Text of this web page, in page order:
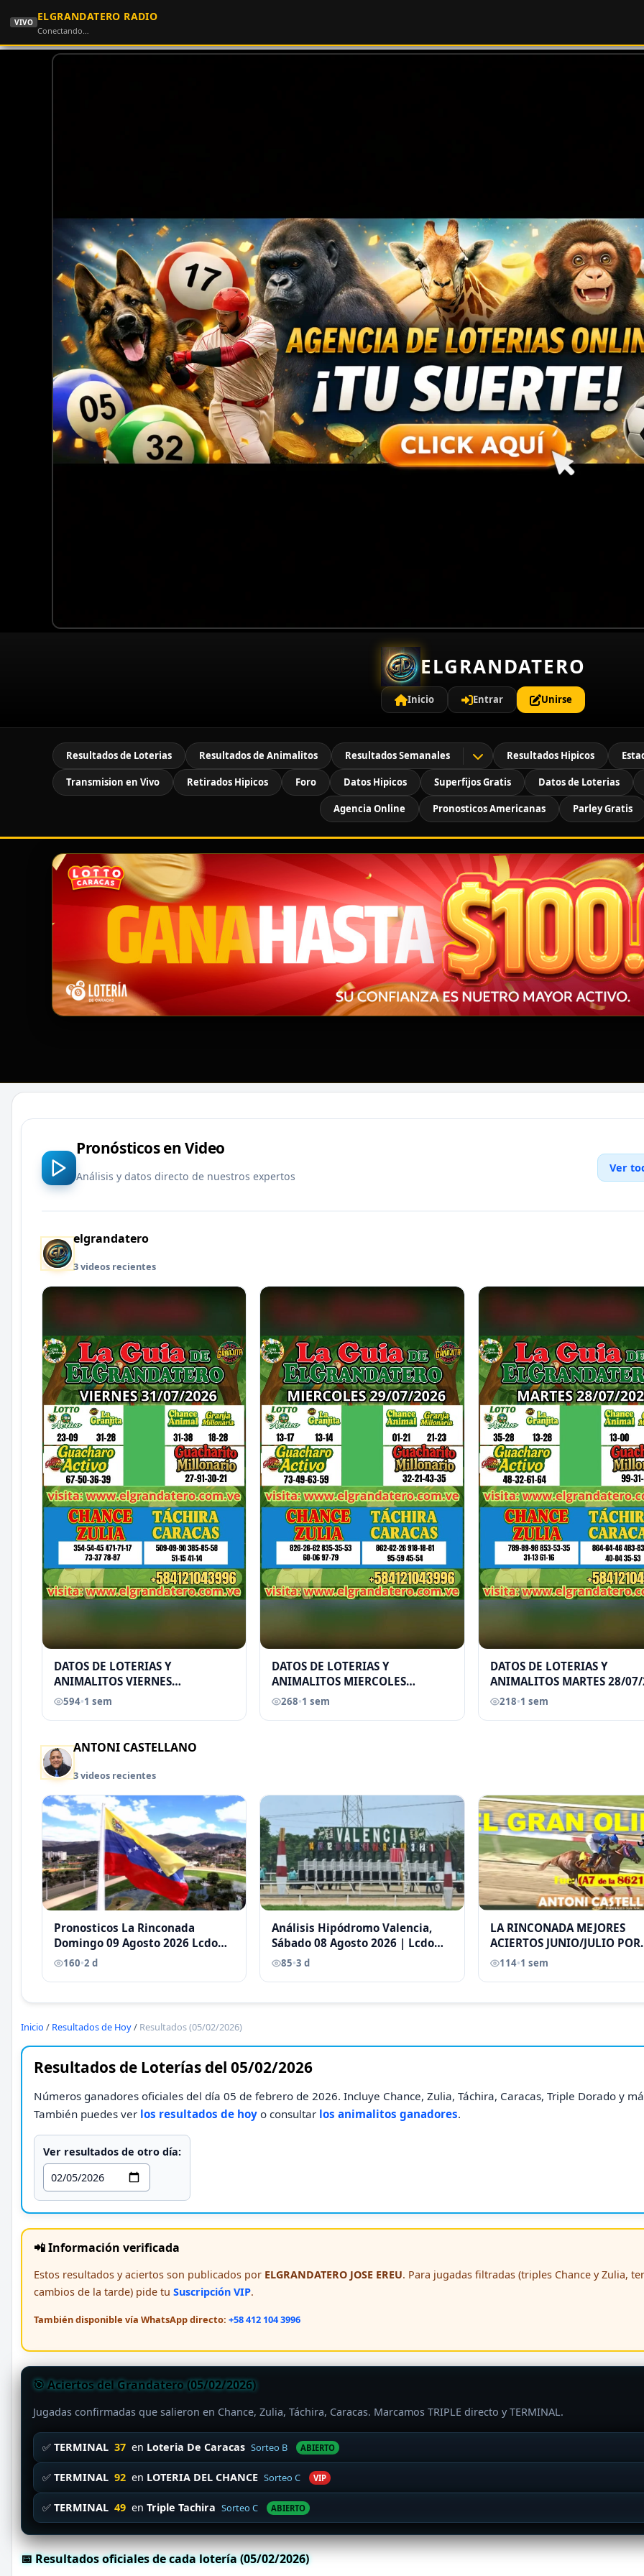
VIVO ELGRANDATERO RADIO
Conectando…
ELGRANDATERO
Inicio Entrar Unirse
Resultados de Loterias Resultados de Animalitos Resultados Semanales Resultados Hipicos
Transmision en Vivo Retirados Hipicos Foro Datos Hipicos Superfijos Gratis Datos de Loterias
Agencia Online Pronosticos Americanas Parley Gratis
Pronósticos en Video
Análisis y datos directo de nuestros expertos
Ver
elgrandatero
3 videos recientes
DATOS DE LOTERIAS Y
ANIMALITOS VIERNES
31/07/2026
594•1 sem
DATOS DE LOTERIAS Y
ANIMALITOS MIERCOLES
29/07/2026 ELGRANDATERO JOSE
268•1 sem
DATOS DE LOTERIAS Y
ANIMALITOS MARTES 28/07/
ELGRANDATERO JOSE EREU
218•1 sem
ANTONI CASTELLANO
3 videos recientes
Pronosticos La Rinconada
Domingo 09 Agosto 2026 Lcdo
Antoni Castellano
160•2 d
Análisis Hipódromo Valencia,
Sábado 08 Agosto 2026 | Lcdo
Antoni Castellano |
85•3 d
LA RINCONADA MEJORES
ACIERTOS JUNIO/JULIO POR
ANTONI CASTELLANO
114•1 sem
Inicio / Resultados de Hoy/ Resultados (05/02/2026)
Resultados de Loterías del 05/02/2026
Números ganadores oficiales del día 05 de febrero de 2026. Incluye Chance, Zulia, Táchira, Caracas, Triple Dorado y
También puedes ver los resultados de hoy o consultar los animalitos ganadores.
Ver resultados de otro día:
📲 Información verificada
Estos resultados y aciertos son publicados por ELGRANDATERO JOSE EREU. Para jugadas filtradas (triples Chance y Zulia,
cambios de la tarde) pide tu Suscripción VIP.
También disponible vía WhatsApp directo: +58 412 104 3996
🎯 Aciertos del Grandatero (05/02/2026)
Jugadas confirmadas que salieron en Chance, Zulia, Táchira, Caracas. Marcamos TRIPLE directo y TERMINAL.
✅ TERMINAL 37 en Loteria De Caracas Sorteo B ABIERTO
✅ TERMINAL 92 en LOTERIA DEL CHANCE Sorteo C VIP
✅ TERMINAL 49 en Triple Tachira Sorteo C ABIERTO
📅 Resultados oficiales de cada lotería (05/02/2026)